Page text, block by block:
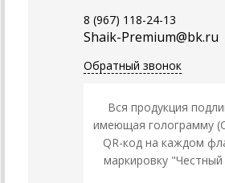
8 (967) 118-24-13
Shaik-Premium@bk.ru
Обратный звонок
Вся продукция
имеющая голограмму
QR-код на каждом
маркировку "Честный